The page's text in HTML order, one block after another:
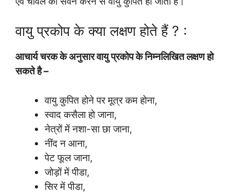
वायु प्रकोप के क्या लक्षण होते हैं ? :
आचार्य चरक के अनुसार वायु प्रकोप के निम्नलिखित लक्षण हो
सकते है –
वायु कुपित होने पर मूत्र कम होना,
स्वाद कसैला हो जाना,
नेत्रों में नशा-सा छा जाना,
नींद न आना,
पेट फूल जाना,
जोड़ों में पीडा,
सिर में पीडा,